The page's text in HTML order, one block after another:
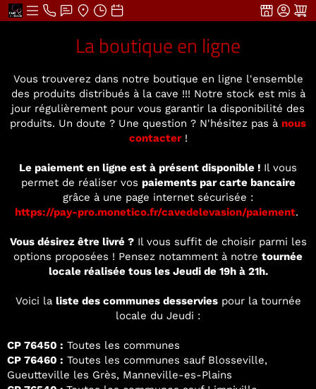
La boutique en ligne
Vous trouverez dans notre boutique en ligne l'ensemble
des produits distribués à la cave !!! Notre stock est mis à
jour régulièrement pour vous garantir la disponibilité des
produits. Un doute ? Une question ? N'hésitez pas à nous
contacter!
Le paiement en ligne est à présent disponible ! Il vous
permet de réaliser vos paiements par carte bancaire
grâce à une page internet sécurisée :
https://pay-pro.monetico.fr/cavedelevasion/paiement.
Vous désirez être livré ?Il vous suffit de choisir parmi les
options proposées ! Pensez notamment à notre tournée
locale réalisée tous les Jeudi de 19h à 21h.
Voici la liste des communes desserviespour la tournée
locale du Jeudi :
CP 76450 : Toutes les communes
CP 76460 : Toutes les communes sauf Blosseville,
Gueutteville les Grès, Manneville-es-Plains